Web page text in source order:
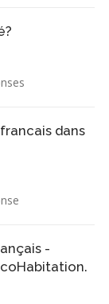
dans
-